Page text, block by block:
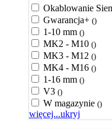
Okablowanie
Gwarancja+ ()
1-10 mm ()
MK2 - M10 ()
MK3 - M12 ()
MK4 - M16 ()
1-16 mm ()
V3 ()
W magazynie ()
więcej...ukryj